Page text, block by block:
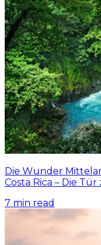
Die Wunder
Costa Rica – Die
7 min read